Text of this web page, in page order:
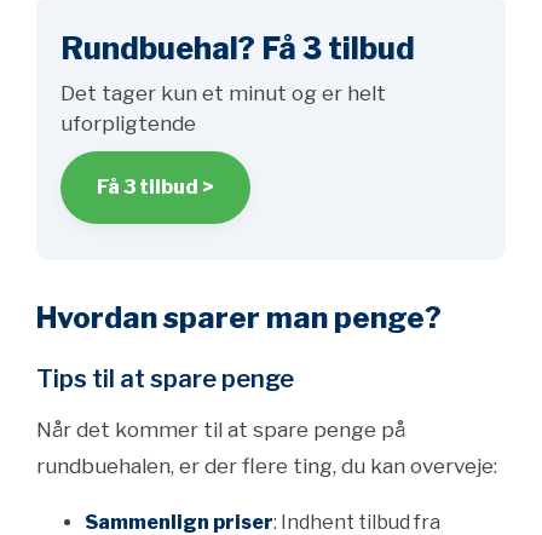
Rundbuehal? Få 3 tilbud
Det tager kun et minut og er helt
uforpligtende
Få 3 tilbud >
Hvordan sparer man penge?
Tips til at spare penge
Når det kommer til at spare penge på
rundbuehalen, er der flere ting, du kan overveje:
Sammenlign priser: Indhent tilbud fra